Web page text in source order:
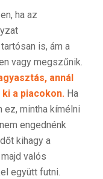
ha az
is, ám a
vagy megszűnik.
annál
a piacokon.Ha
mintha kímélni
engednénk
kihagy a
valós
együtt futni.